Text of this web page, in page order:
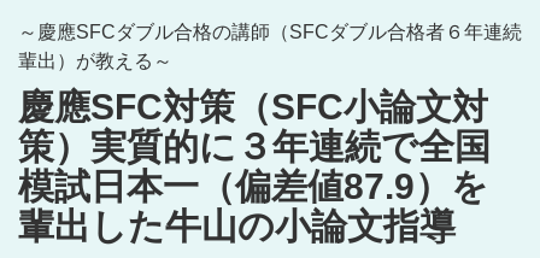
content
～慶應SFCダブル合格の講師（SFCダブル合格者６年連続
輩出）が教える～
慶應SFC対策（SFC小論文対
策）実質的に３年連続で全国
模試日本一（偏差値87.9）を
輩出した牛山の小論文指導